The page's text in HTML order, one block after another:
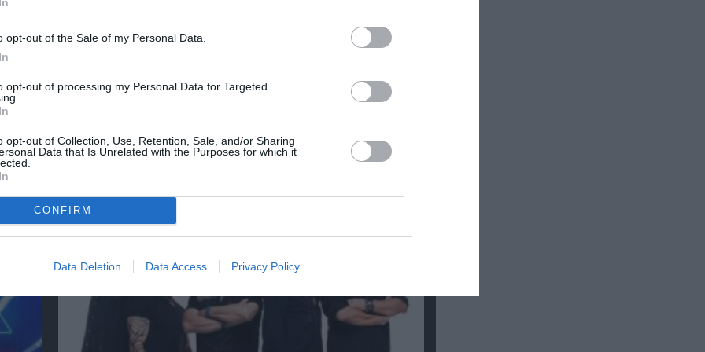
opt-out of the Sale of my Personal Data.
opt-out of processing my Personal Data for Targeted
opt-out of Collection, Use, Retention, Sale, and/or Sharing
Data that Is Unrelated with the Purposes for which it
CONFIRM
Data Deletion Data Access Privacy Policy
και τον Πολιτισμό!
το Culturenow.gr
Άρθρα